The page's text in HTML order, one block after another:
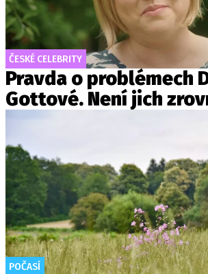
ČESKÉ CELEBRITY
Pravda o problémech
Gottové. Není jich
POČASÍ